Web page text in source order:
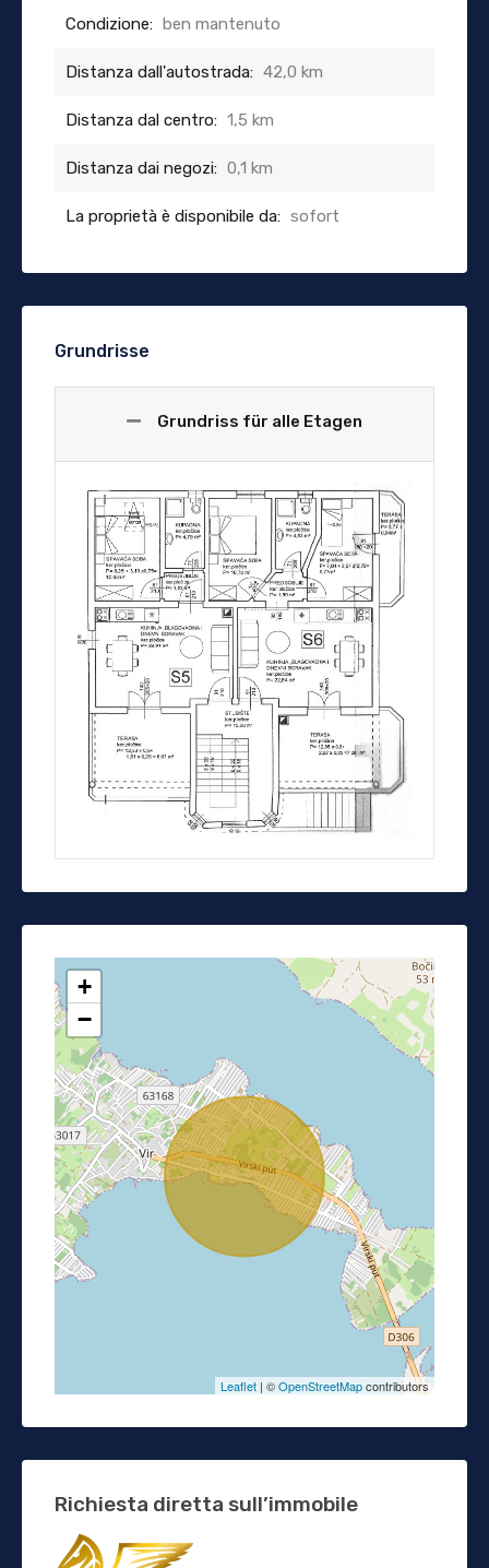
Condizione: ben mantenuto
Distanza dall'autostrada: 42,0 km
Distanza dal centro: 1,5 km
Distanza dai negozi: 0,1 km
La proprietà è disponibile da: sofort
Grundrisse
Grundriss für alle Etagen
+
−
Leaflet | ©OpenStreetMapcontributors
Richiesta diretta sull’immobile